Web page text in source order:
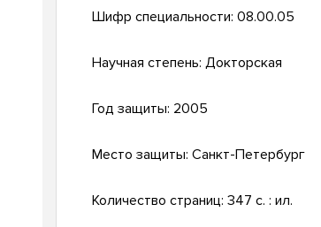
Шифр специальности: 08.00.05
Научная степень: Докторская
Год защиты: 2005
Место защиты: Санкт-Петербург
Количество страниц: 347 с. : ил.